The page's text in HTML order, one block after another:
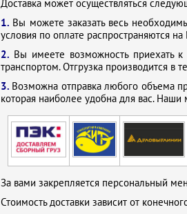
Доставка может осуществляться
1. Вы можете заказать весь
условия по оплате распространяются
2. Вы имеете возможность приехать
транспортом. Отгрузка производится в
3. Возможна отправка любого объема
которая наиболее удобна для вас.
За вами закрепляется персональный
Стоимость доставки зависит от